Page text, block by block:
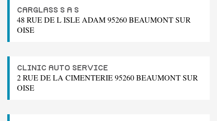
CARGLASS S A S
48 RUE DE L ISLE ADAM 95260 BEAUMONT SUR
OISE
CLINIC AUTO SERVICE
2 RUE DE LA CIMENTERIE 95260 BEAUMONT SUR
OISE